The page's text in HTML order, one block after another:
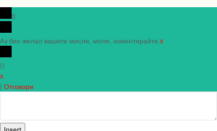
0
Аз бих желал вашите мисли, моля, коментирайте.x
()
x
| Отговори